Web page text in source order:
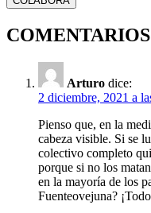
COMENTARIOS
Arturo dice:
2 diciembre, 2021 a
Pienso que, en la
cabeza visible. Si se
colectivo completo
porque si no los
en la mayoría de los
Fuenteovejuna?